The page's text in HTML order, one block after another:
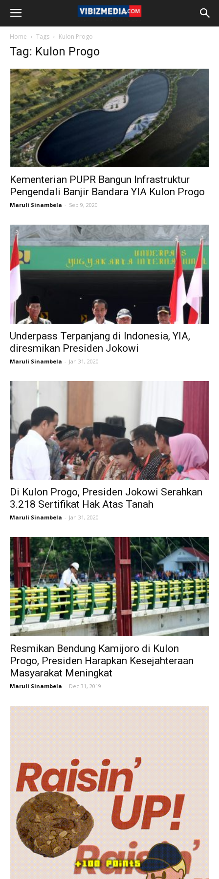
Home Tags Kulon Progo
Tag: Kulon Progo
Kementerian PUPR Bangun Infrastruktur
Pengendali Banjir Bandara YIA Kulon Progo
Maruli Sinambela - Sep 9, 2020
Underpass Terpanjang di Indonesia, YIA,
diresmikan Presiden Jokowi
Maruli Sinambela - Jan 31, 2020
Di Kulon Progo, Presiden Jokowi Serahkan
3.218 Sertifikat Hak Atas Tanah
Maruli Sinambela - Jan 31, 2020
Resmikan Bendung Kamijoro di Kulon
Progo, Presiden Harapkan Kesejahteraan
Masyarakat Meningkat
Maruli Sinambela - Dec 31, 2019